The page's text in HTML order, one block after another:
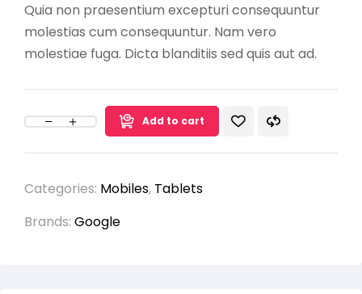
Quia non praesentium excepturi consequuntur
molestias cum consequuntur. Nam vero
molestiae fuga. Dicta blanditiis sed quis aut ad.
Add to cart
Categories: Mobiles, Tablets
Brands: Google